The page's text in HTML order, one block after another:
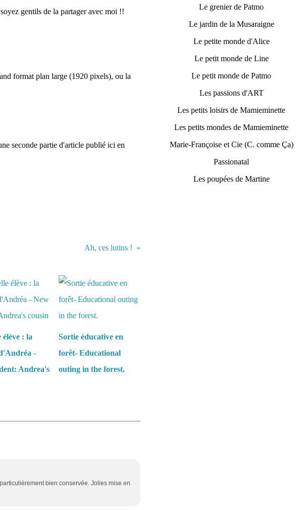
gentils de la partager avec moi !!
format plan large (1920 pixels), ou la
seconde partie d'article publié ici en
Ah, ces lutins !
élève : la
-
Andrea's
Sortie éducative en
forêt- Educational
outing in the forest.
bien conservée. Jolies mise en
Le grenier de Patmo
Le jardin de la Musaraigne
Le petite monde d'Alice
Le petit monde de Line
Le petit monde de Patmo
Les passions d'ART
Les petits loisirs de Mamieminette
Les petits mondes de Mamieminette
Marie-Françoise et Cie (C. comme Ça)
Passionatal
Les poupées de Martine